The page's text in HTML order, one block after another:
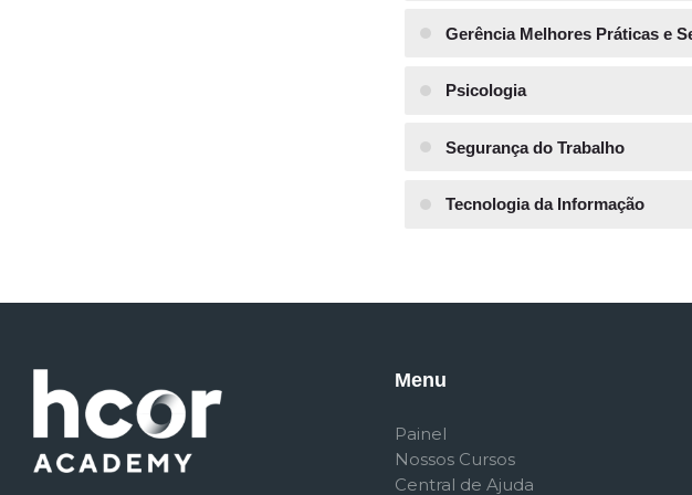
Gerência Melhores Práticas e
Psicologia
Segurança do Trabalho
Tecnologia da Informação
Menu
Painel
Nossos Cursos
Central de Ajuda